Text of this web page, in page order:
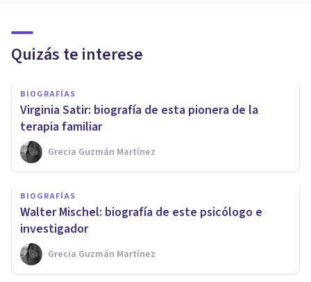
Quizás te interese
BIOGRAFÍAS
Virginia Satir: biografía de esta pionera de la
terapia familiar
Grecia Guzmán Martínez
BIOGRAFÍAS
Walter Mischel: biografía de este psicólogo e
investigador
Grecia Guzmán Martínez